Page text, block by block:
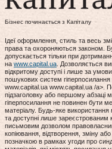
Бізнес починається з Капіталу
Ідеї оформлення, стиль та весь
права та охороняються законом.
допускається тільки при
на www.capital.ua . Дозволяється
відкритому доступі і лише за
пошукових систем
www.capital.ua www.capital.ua /a>.
підзаголовку або першому абзаці
гіперпосилання не повинен бути
матеріалу. Будь-яке використання
та доступні лише
письмовим дозволом
копіювання, відтворення, зміну
позначкою в рамках угоди про